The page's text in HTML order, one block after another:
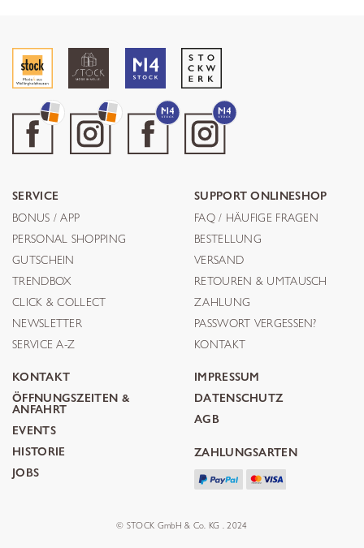
SERVICE
BONUS / APP
PERSONAL SHOPPING
GUTSCHEIN
TRENDBOX
CLICK & COLLECT
NEWSLETTER
SERVICE A-Z
SUPPORT ONLINESHOP
FAQ / HÄUFIGE FRAGEN
BESTELLUNG
VERSAND
RETOUREN & UMTAUSCH
ZAHLUNG
PASSWORT VERGESSEN?
KONTAKT
KONTAKT
ÖFFNUNGSZEITEN &
ANFAHRT
EVENTS
HISTORIE
JOBS
IMPRESSUM
DATENSCHUTZ
AGB
ZAHLUNGSARTEN
© STOCK GmbH & Co. KG . 2024